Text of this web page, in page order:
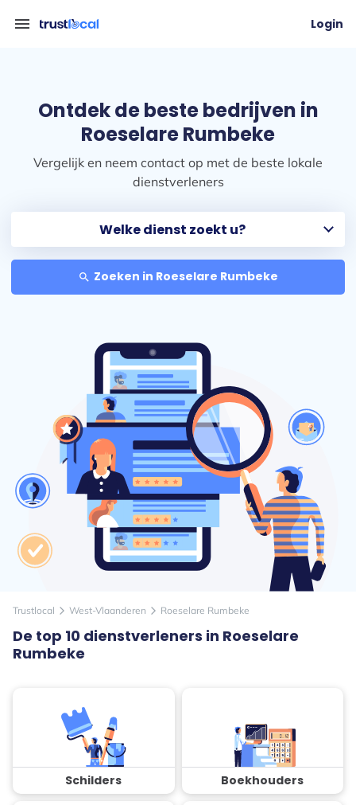
menu Login
Ontdek de beste bedrijven in
Roeselare Rumbeke
Vergelijk en neem contact op met de beste lokale
dienstverleners
search Zoeken in Roeselare Rumbeke
Trustlocal arrow_forward_ios West-Vlaanderen arrow_forward_ios Roeselare Rumbeke
De top 10 dienstverleners in Roeselare
Rumbeke
Schilders Boekhouders